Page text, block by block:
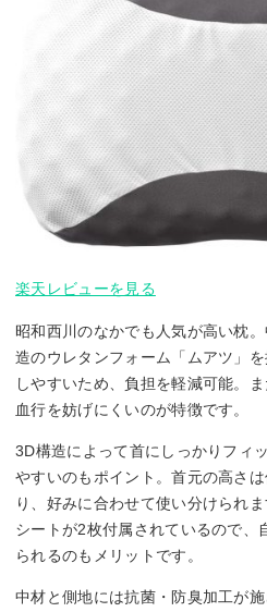
楽天レビューを見る
昭和西川のなかでも人気が高い枕
造のウレタンフォーム「ムアツ」
しやすいため、負担を軽減可能。
血行を妨げにくいのが特徴です。
3D構造によって首にしっかりフィ
やすいのもポイント。首元の高さ
り、好みに合わせて使い分けられ
シートが2枚付属されているので、
られるのもメリットです。
中材と側地には抗菌・防臭加工が